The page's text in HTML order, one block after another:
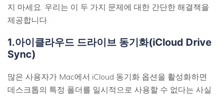
지 마세요. 우리는 이 두 가지 문제에 대한 간단한 해결책을
제공합니다.
1.아이클라우드 드라이브 동기화(iCloud Drive
Sync)
많은 사용자가 Mac에서 iCloud 동기화 옵션을 활성화하면
데스크톱의 특정 폴더를 일시적으로 사용할 수 없다는 사실